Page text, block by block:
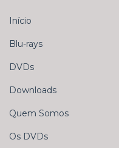
Início
Blu-rays
DVDs
Downloads
Quem Somos
Os DVDs